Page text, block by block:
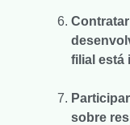
filial está
sobre